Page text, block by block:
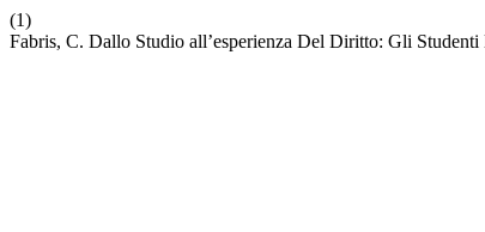
(1)
Fabris, C. Dallo Studio all’esperienza Del Diritto: Gli